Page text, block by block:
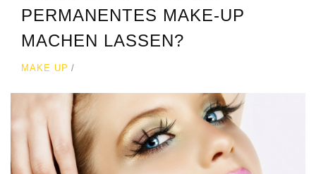
PERMANENTES MAKE-UP
MACHEN LASSEN?
MAKE UP